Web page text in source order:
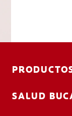
SALUD